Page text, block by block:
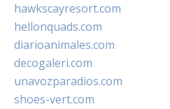
hawkscayresort.com
hellonquads.com
diarioanimales.com
decogaleri.com
unavozparadios.com
shoes-vert.com